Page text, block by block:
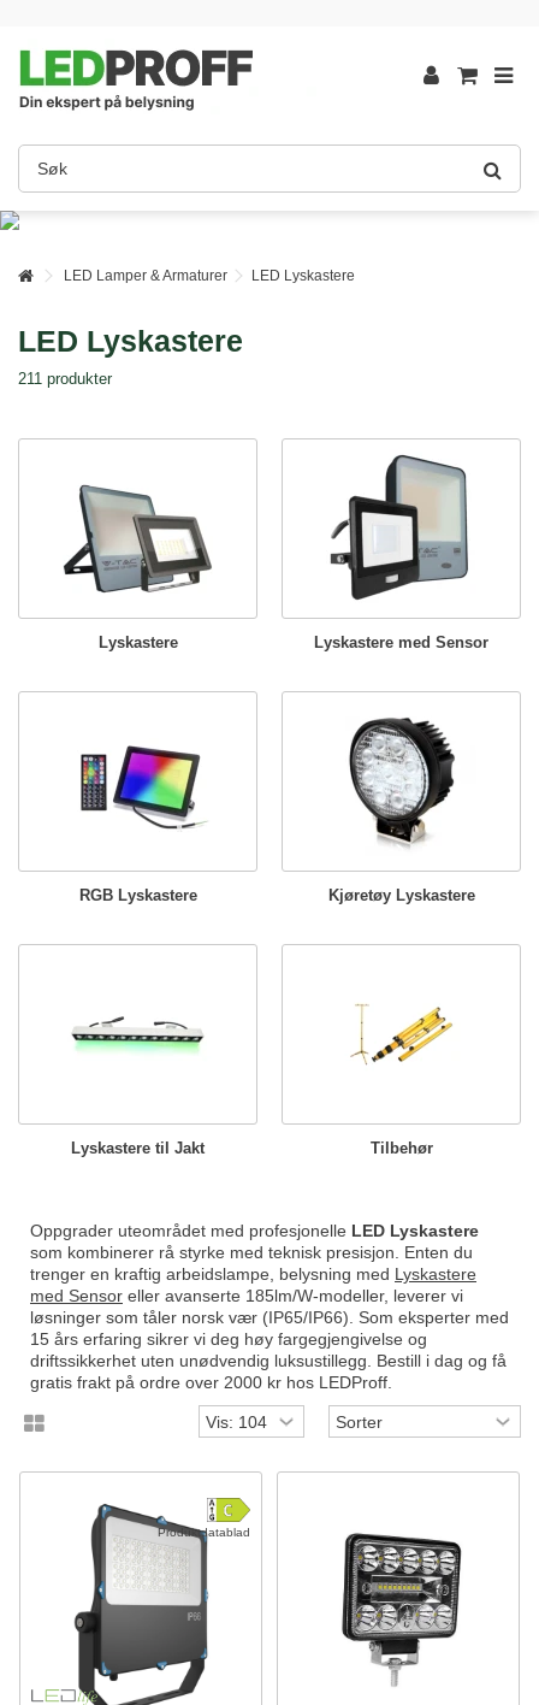
LED Lamper & Armaturer LED Lyskastere
LED Lyskastere
211 produkter
Lyskastere Lyskastere med Sensor
RGB Lyskastere Kjøretøy Lyskastere
Lyskastere til Jakt Tilbehør
Oppgrader uteområdet med profesjonelle LED Lyskastere
som kombinerer rå styrke med teknisk presisjon. Enten du
trenger en kraftig arbeidslampe, belysning med Lyskastere
med Sensor eller avanserte 185lm/W-modeller, leverer vi
løsninger som tåler norsk vær (IP65/IP66). Som eksperter med
15 års erfaring sikrer vi deg høy fargegjengivelse og
driftssikkerhet uten unødvendig luksustillegg. Bestill i dag og få
gratis frakt på ordre over 2000 kr hos LEDProff.
Produktdatablad